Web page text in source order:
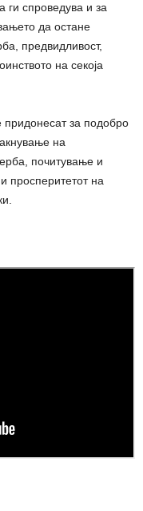
ги спроведува и за
да остане
предвидливост,
на секоја
за подобро
на
почитување и
просперитетот на